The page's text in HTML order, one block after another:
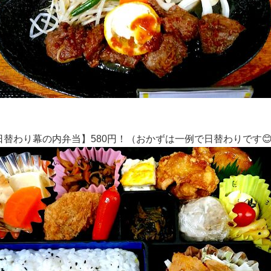
替わり幕の内弁当】580円！（おかずは一例で日替わりです